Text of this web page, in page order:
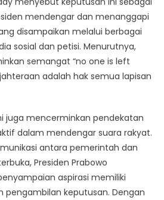
mendengar dan menanggapi
disampaikan melalui berbagai
sosial dan petisi. Menurutnya,
semangat “no one is left
adalah hak semua lapisan
juga mencerminkan pendekatan
dalam mendengar suara rakyat.
antara pemerintah dan
Presiden Prabowo
aspirasi memiliki
keputusan. Dengan